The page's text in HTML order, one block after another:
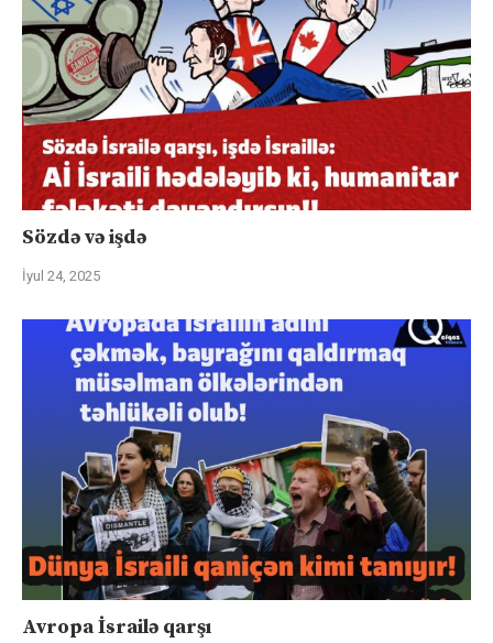
Sözdə və işdə
İyul 24, 2025
Avropa İsrailə qarşı